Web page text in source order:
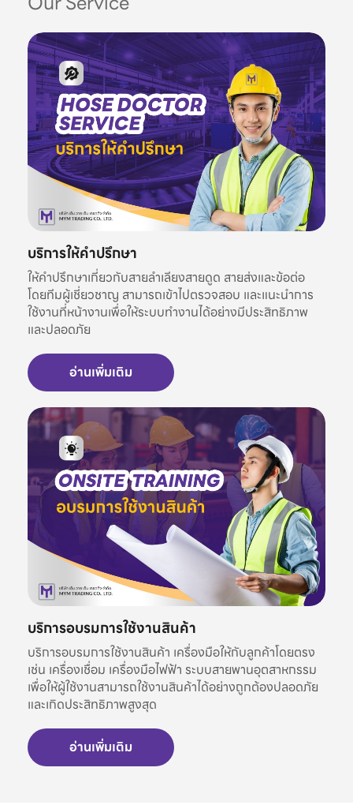
บริการให้คำปรึกษา
ให้คำปรึกษาเกี่ยวกับสายลำเลียงสายดูด สายส่งและข้อต่อ
โดยทีมผู้เชี่ยวชาญ สามารถเข้าไปตรวจสอบ และแนะนำการ
ใช้งานที่หน้างานเพื่อให้ระบบทำงานได้อย่างมีประสิทธิภาพ
และปลอดภัย
อ่านเพิ่มเติม
บริการอบรมการใช้งานสินค้า
บริการอบรมการใช้งานสินค้า เครื่องมือให้กับลูกค้าโดยตรง
เช่น เครื่องเชื่อม เครื่องมือไฟฟ้า ระบบสายพานอุตสาหกรรม
เพื่อให้ผู้ใช้งานสามารถใช้งานสินค้าได้อย่างถูกต้องปลอดภัย
และเกิดประสิทธิภาพสูงสุด
อ่านเพิ่มเติม